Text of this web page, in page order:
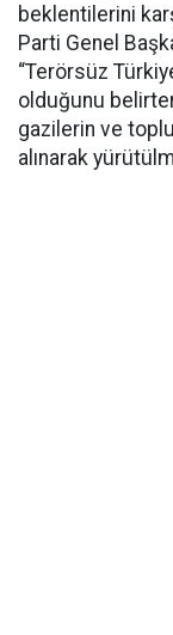
beklentilerini
Parti Genel
“Terörsüz
olduğunu
gazilerin ve
alınarak